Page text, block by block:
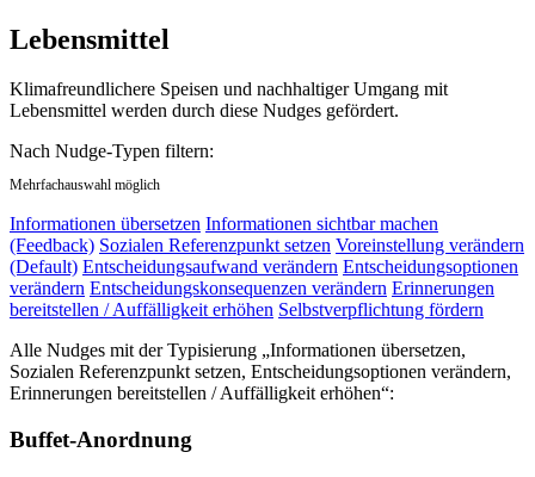
Lebensmittel
Klimafreundlichere Speisen und nachhaltiger Umgang mit
Lebensmittel werden durch diese Nudges gefördert.
Nach Nudge-Typen filtern:
Mehrfachauswahl möglich
Informationen übersetzen Informationen sichtbar machen
(Feedback) Sozialen Referenzpunkt setzen Voreinstellung verändern
(Default) Entscheidungsaufwand verändern Entscheidungsoptionen
verändern Entscheidungskonsequenzen verändern Erinnerungen
bereitstellen / Auffälligkeit erhöhen Selbstverpflichtung fördern
Alle Nudges mit der Typisierung „Informationen übersetzen,
Sozialen Referenzpunkt setzen, Entscheidungsoptionen verändern,
Erinnerungen bereitstellen / Auffälligkeit erhöhen“:
Buffet-Anordnung